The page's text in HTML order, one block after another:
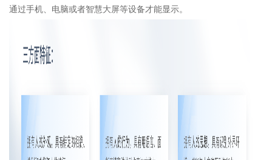
通过手机、电脑或者智慧大屏等设备才能显示。